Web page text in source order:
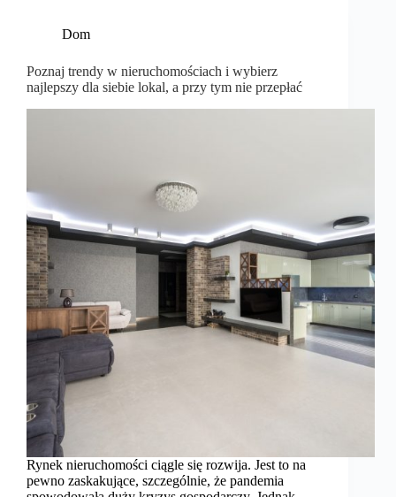
Dom
Poznaj trendy w nieruchomościach i wybierz
najlepszy dla siebie lokal, a przy tym nie przepłać
Rynek nieruchomości ciągle się rozwija. Jest to na
pewno zaskakujące, szczególnie, że pandemia